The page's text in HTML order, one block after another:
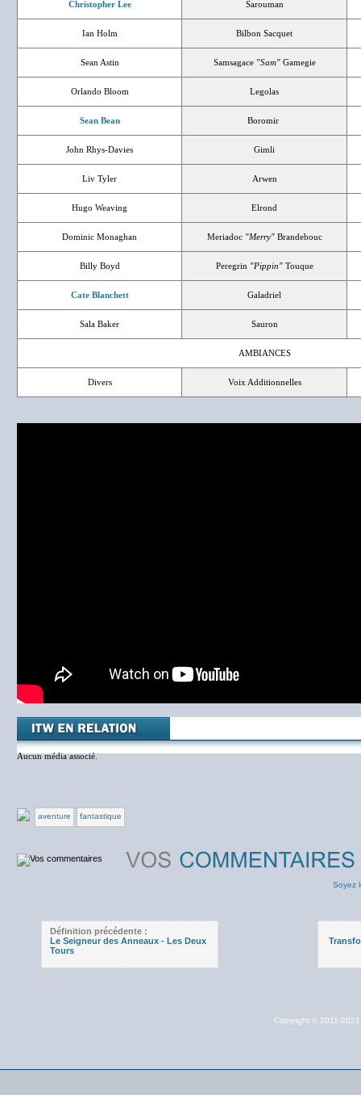
Christopher Lee Sarouman
Ian Holm Bilbon Sacquet
Sean Astin Samsagace "Sam"Gamegie
Orlando Bloom Legolas
Sean Bean Boromir
John Rhys-Davies Gimli
Liv Tyler Arwen
Hugo Weaving Elrond
Dominic Monaghan Meriadoc "Merry"Brandebouc
Billy Boyd Peregrin "Pippin"Touque
Cate Blanchett Galadriel
Sala Baker Sauron
AMBIANCES
Divers Voix Additionnelles
Aucun média associé.
aventure fantastique
Soyez
Définition précédente :
Le Seigneur des Anneaux - Les Deux
Tours
Copyright © 2011-